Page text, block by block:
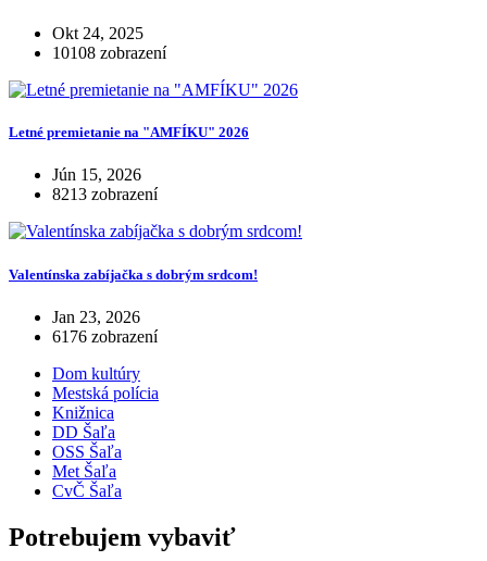
Okt 24, 2025
10108 zobrazení
Letné premietanie na "AMFÍKU" 2026
Jún 15, 2026
8213 zobrazení
Valentínska zabíjačka s dobrým srdcom!
Jan 23, 2026
6176 zobrazení
Dom kultúry
Mestská polícia
Knižnica
DD Šaľa
OSS Šaľa
Met Šaľa
CvČ Šaľa
Potrebujem vybaviť